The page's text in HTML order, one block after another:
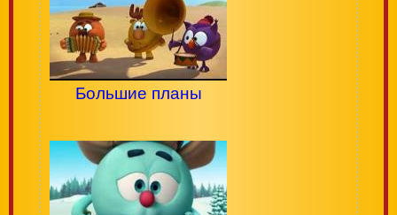
Большие планы